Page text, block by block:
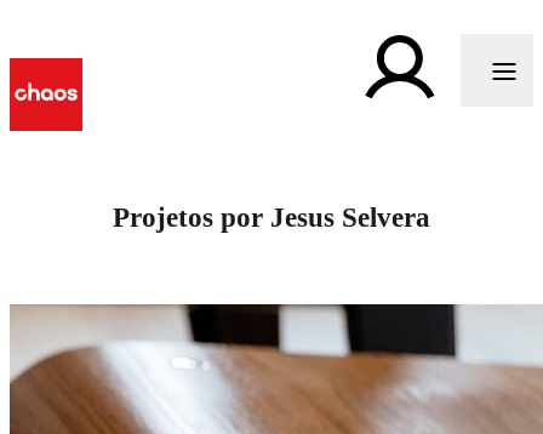
Projetos por Jesus Selvera